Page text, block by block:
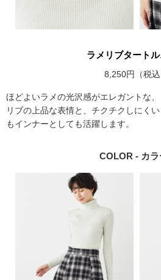
ラメリブタートル
8,250円（税込
ほどよいラメの光沢感がエレガントな
リブの上品な表情と、チクチクしにく
もインナーとしても活躍します。
COLOR - カラ